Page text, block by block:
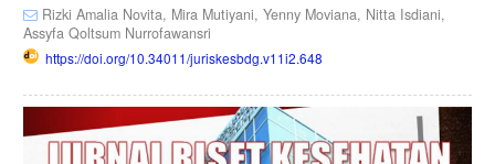
Rizki Amalia Novita, Mira Mutiyani, Yenny Moviana, Nitta Isdiani,
Assyfa Qoltsum Nurrofawansri
https://doi.org/10.34011/juriskesbdg.v11i2.648
Article
Sidebar